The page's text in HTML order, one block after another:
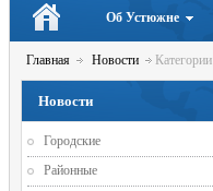
Об Устюжне
Главная Новости Категории
Новости
Городские
Районные